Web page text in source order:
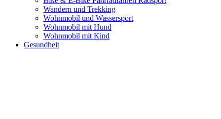
Wandern und Trekking
Wohnmobil und Wassersport
Wohnmobil mit Hund
Wohnmobil mit Kind
Gesundheit